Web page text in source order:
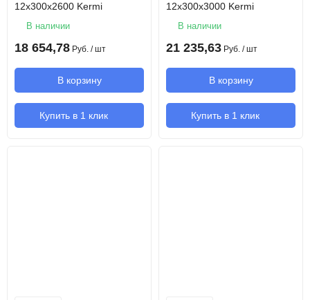
12х300х2600 Kermi
В наличии
18 654,78 Руб. / шт
В корзину
Купить в 1 клик
12х300х3000 Kermi
В наличии
21 235,63 Руб. / шт
В корзину
Купить в 1 клик